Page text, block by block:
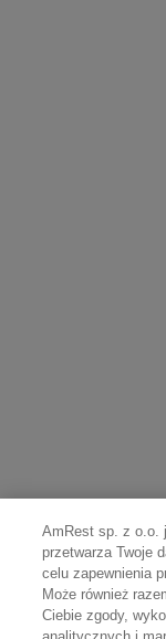
AmRest sp. z o.o.
przetwarza Twoje
celu zapewnienia
Może również
Ciebie zgody,